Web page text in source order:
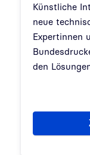
Künstliche
neue
Expertinnen
den